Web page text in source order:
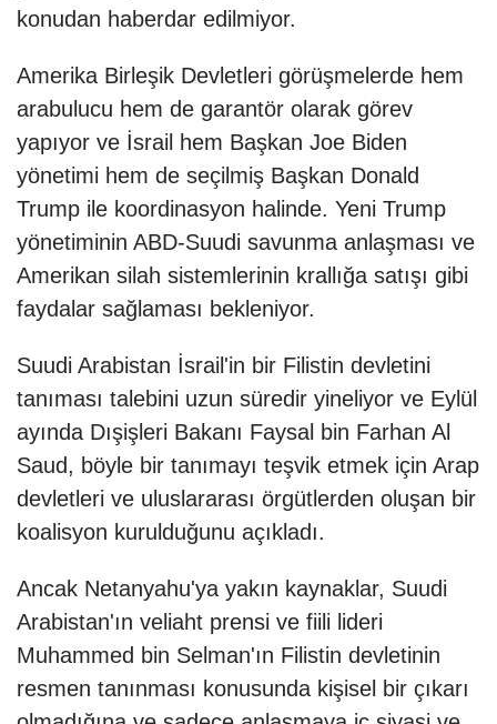
konudan haberdar edilmiyor.
Amerika Birleşik Devletleri görüşmelerde hem
arabulucu hem de garantör olarak görev
yapıyor ve İsrail hem Başkan Joe Biden
yönetimi hem de seçilmiş Başkan Donald
Trump ile koordinasyon halinde. Yeni Trump
yönetiminin ABD-Suudi savunma anlaşması ve
Amerikan silah sistemlerinin krallığa satışı gibi
faydalar sağlaması bekleniyor.
Suudi Arabistan İsrail'in bir Filistin devletini
tanıması talebini uzun süredir yineliyor ve Eylül
ayında Dışişleri Bakanı Faysal bin Farhan Al
Saud, böyle bir tanımayı teşvik etmek için Arap
devletleri ve uluslararası örgütlerden oluşan bir
koalisyon kurulduğunu açıkladı.
Ancak Netanyahu'ya yakın kaynaklar, Suudi
Arabistan'ın veliaht prensi ve fiili lideri
Muhammed bin Selman'ın Filistin devletinin
resmen tanınması konusunda kişisel bir çıkarı